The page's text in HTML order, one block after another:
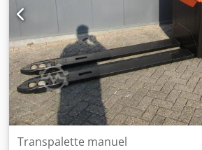
Transpalette manuel